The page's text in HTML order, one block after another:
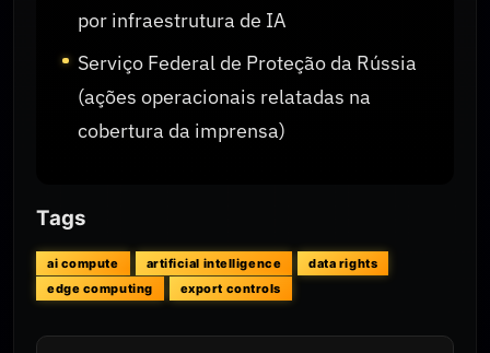
por infraestrutura de IA
Serviço Federal de Proteção da Rússia
(ações operacionais relatadas na
cobertura da imprensa)
Tags
ai compute artificial intelligence
data rights
edge computing
export controls